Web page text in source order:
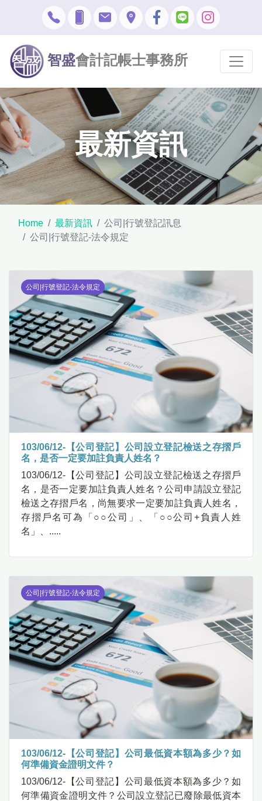
智盛會計記帳士事務所
最新資訊
Home 最新資訊
公司|行號登記訊息
公司|行號登記-法令規定
公司|行號登記-法令規定
103/06/12-【公司登記】公司設立登記檢送之存摺戶
名，是否一定要加註負責人姓名？
103/06/12-【公司登記】公司設立登記檢送之存摺戶
名，是否一定要加註負責人姓名？公司申請設立登記
檢送之存摺戶名，尚無要求一定要加註負責人姓名，
存摺戶名可為「○○公司」、「○○公司+負責人姓
名」、.....
公司|行號登記-法令規定
103/06/12-【公司登記】公司最低資本額為多少？如
何準備資金證明文件？
103/06/12-【公司登記】公司最低資本額為多少？如
何準備資金證明文件？公司設立登記已廢除最低資本